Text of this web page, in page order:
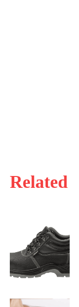
Related